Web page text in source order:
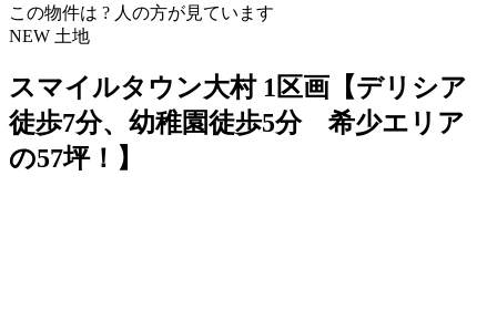
この物件は ? 人の方が見ています
NEW 土地
スマイルタウン大村 1区画【デリシア
徒歩7分、幼稚園徒歩5分 希少エリア
の57坪！】